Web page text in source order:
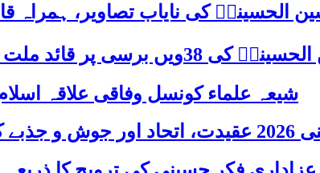
الحسینیؒ کی نایاب تصاویر، ہمراہ
علامہ ساجد علی نقوی کا اہم پیغام
شیعہ علماء کونسل وفاقی علاقہ
شریک